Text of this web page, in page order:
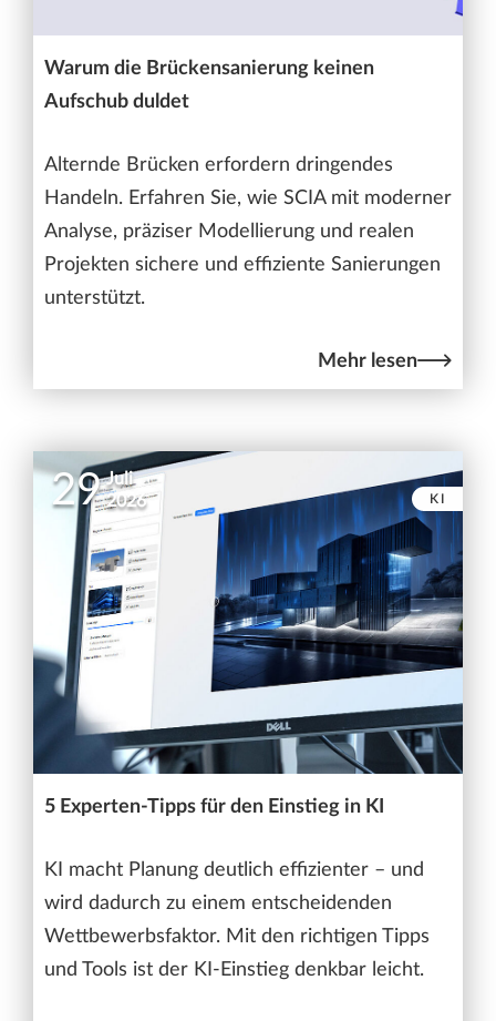
Warum die Brückensanierung keinen
Aufschub duldet
Alternde Brücken erfordern dringendes
Handeln. Erfahren Sie, wie SCIA mit moderner
Analyse, präziser Modellierung und realen
Projekten sichere und effiziente Sanierungen
unterstützt.
Mehr lesen
29 Juli
2026
KI
5 Experten-Tipps für den Einstieg in KI
KI macht Planung deutlich effizienter – und
wird dadurch zu einem entscheidenden
Wettbewerbsfaktor. Mit den richtigen Tipps
und Tools ist der KI-Einstieg denkbar leicht.